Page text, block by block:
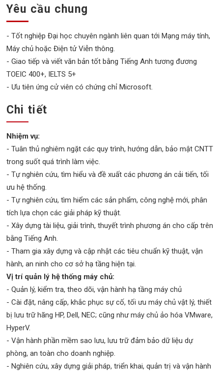
Tuyển dụng
Liên hệ
Yêu cầu chung
- Tốt nghiệp Đại học chuyên ngành liên quan tới Mạng máy tính,
Máy chủ hoặc Điện tử Viễn thông.
- Giao tiếp và viết văn bản tốt bằng Tiếng Anh tương đương
TOEIC 400+, IELTS 5+
- Ưu tiên ứng cử viên có chứng chỉ Microsoft.
Chi tiết
Nhiệm vụ:
- Tuân thủ nghiêm ngặt các quy trình, hướng dẫn, bảo mật CNTT
trong suốt quá trình làm việc.
- Tự nghiên cứu, tìm hiểu và đề xuất các phương án cải tiến, tối
ưu hệ thống.
- Tự nghiên cứu, tìm hiểm các sản phẩm, công nghệ mới, phân
tích lựa chọn các giải pháp kỹ thuật.
- Xây dựng tài liệu, giải trình, thuyết trình phương án cho cấp trên
bằng Tiếng Anh.
- Tham gia xây dựng và cập nhật các tiêu chuẩn kỹ thuật, vận
hành, an ninh cho cơ sở hạ tầng hiện tại.
Vị trí quản lý hệ thống máy chủ:
- Quản lý, kiểm tra, theo dõi, vận hành hạ tầng máy chủ
- Cài đặt, nâng cấp, khắc phục sự cố, tối ưu máy chủ vật lý, thiết
bị lưu trữ hãng HP, Dell, NEC; cũng như máy chủ ảo hóa VMware,
HyperV.
- Vận hành phần mềm sao lưu, lưu trữ đảm bảo dữ liệu dự
phòng, an toàn cho doanh nghiệp.
- Nghiên cứu, xây dựng giải pháp, triển khai, quản trị và vận hành